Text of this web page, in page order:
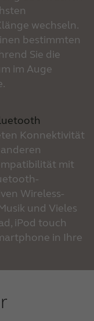
wechseln.
bestimmten
Sie die
im Auge
Konnektivität
mit
Wireless-
und Vieles
iPod touch
in Ihre